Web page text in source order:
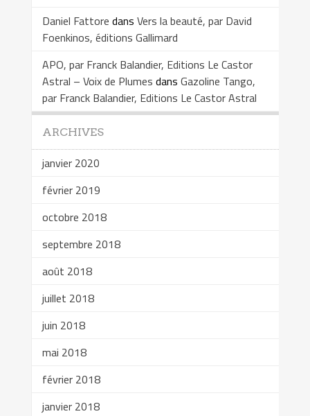
Daniel Fattore dans Vers la beauté, par David
Foenkinos, éditions Gallimard
APO, par Franck Balandier, Editions Le Castor
Astral – Voix de Plumes dans Gazoline Tango,
par Franck Balandier, Editions Le Castor Astral
ARCHIVES
janvier 2020
février 2019
octobre 2018
septembre 2018
août 2018
juillet 2018
juin 2018
mai 2018
février 2018
janvier 2018